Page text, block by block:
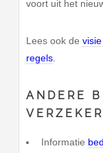
voort uit het
Lees ook de
regels
ANDERE
Informatie